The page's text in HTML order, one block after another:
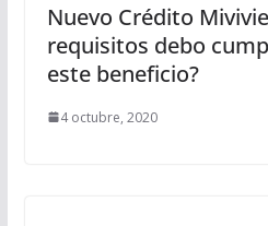
Nuevo Crédito
requisitos debo
este beneficio?
4 octubre, 2020